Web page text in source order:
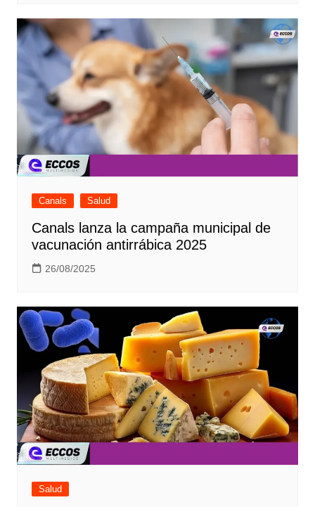
Canals Salud
Canals lanza la campaña municipal de
vacunación antirrábica 2025
26/08/2025
Salud